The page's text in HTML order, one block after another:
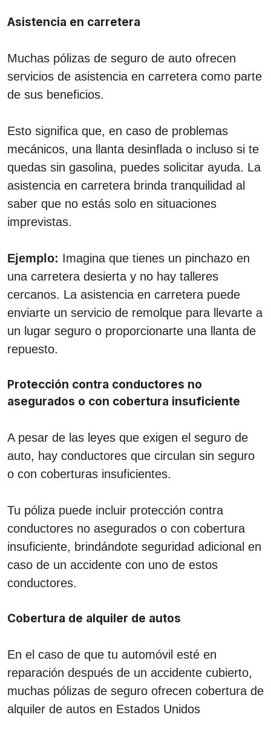
Asistencia en carretera
Muchas pólizas de seguro de auto ofrecen
servicios de asistencia en carretera como parte
de sus beneficios.
Esto significa que, en caso de problemas
mecánicos, una llanta desinflada o incluso si te
quedas sin gasolina, puedes solicitar ayuda. La
asistencia en carretera brinda tranquilidad al
saber que no estás solo en situaciones
imprevistas.
Ejemplo: Imagina que tienes un pinchazo en
una carretera desierta y no hay talleres
cercanos. La asistencia en carretera puede
enviarte un servicio de remolque para llevarte a
un lugar seguro o proporcionarte una llanta de
repuesto.
Protección contra conductores no
asegurados o con cobertura insuficiente
A pesar de las leyes que exigen el seguro de
auto, hay conductores que circulan sin seguro
o con coberturas insuficientes.
Tu póliza puede incluir protección contra
conductores no asegurados o con cobertura
insuficiente, brindándote seguridad adicional en
caso de un accidente con uno de estos
conductores.
Cobertura de alquiler de autos
En el caso de que tu automóvil esté en
reparación después de un accidente cubierto,
muchas pólizas de seguro ofrecen cobertura de
alquiler de autos en Estados Unidos